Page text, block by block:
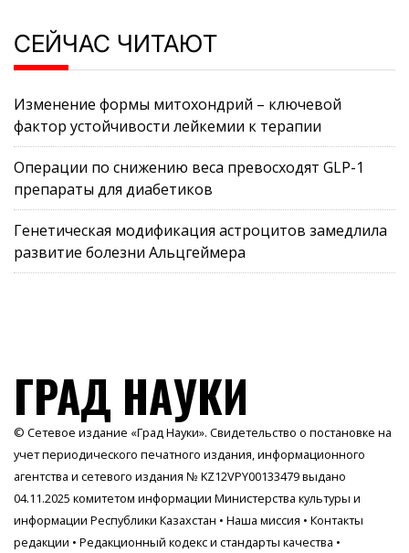
СЕЙЧАС ЧИТАЮТ
Изменение формы митохондрий – ключевой
фактор устойчивости лейкемии к терапии
Операции по снижению веса превосходят GLP-1
препараты для диабетиков
Генетическая модификация астроцитов замедлила
развитие болезни Альцгеймера
ГРАД НАУКИ
© Сетевое издание «Град Науки». Свидетельство о постановке на
учет периодического печатного издания, информационного
агентства и сетевого издания № KZ12VPY00133479 выдано
04.11.2025 комитетом информации Министерства культуры и
информации Республики Казахстан • Наша миссия • Контакты
редакции • Редакционный кодекс и стандарты качества •